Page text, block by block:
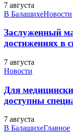
7 августа
В БалашихеНовости
Заслуженный
достижениях в
7 августа
Новости
Для
доступны
7 августа
В БалашихеГлавное